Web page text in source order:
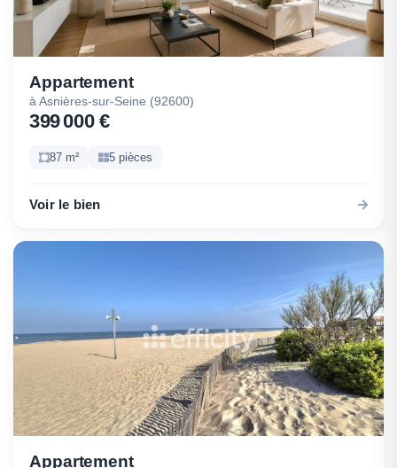
Appartement
à Asnières-sur-Seine (92600)
399 000 €
87 m² 5 pièces
Voir le bien
Appartement